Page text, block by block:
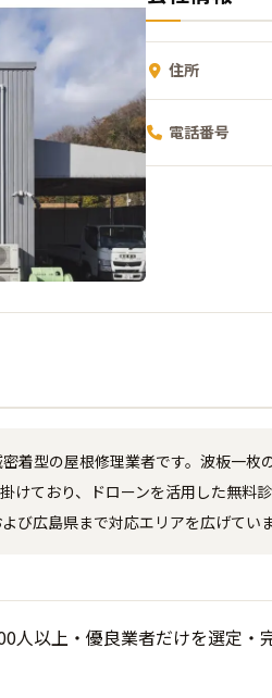
住所
電話番号
着型の屋根修理業者です。波板一
けており、ドローンを活用した無
び広島県まで対応エリアを広げていま